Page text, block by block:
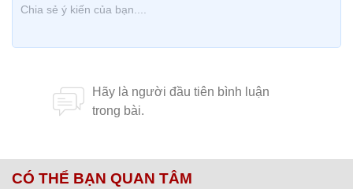
CÓ THỂ BẠN QUAN TÂM